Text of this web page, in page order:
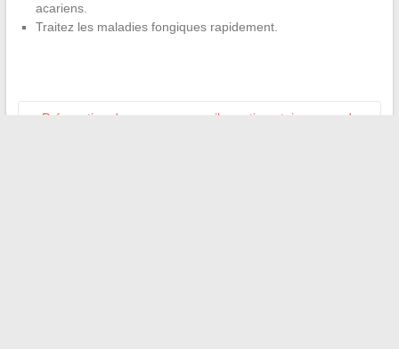
acariens.
Traitez les maladies fongiques rapidement.
Préparation de voyage : conseils vestimentaires pour des